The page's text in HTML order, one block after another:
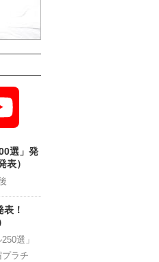
Channel
選」発
）
！
選」
プラチ